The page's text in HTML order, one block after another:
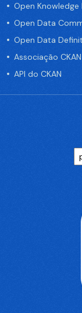
Open
Open Data
Open Data
Associação CKAN
API do CKAN